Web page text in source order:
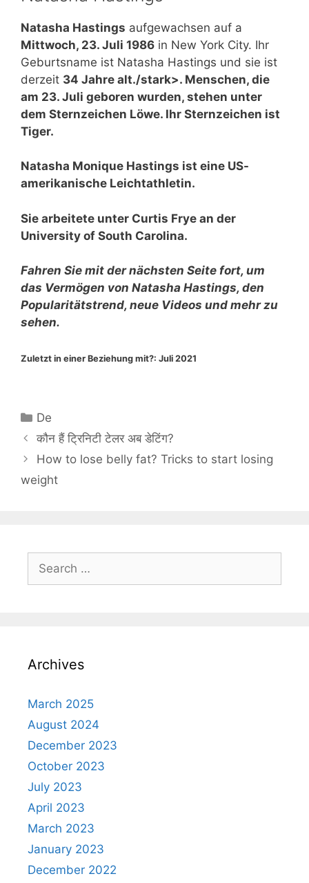
Natasha Hastings aufgewachsen auf a
Mittwoch, 23. Juli 1986 in New York City. Ihr
Geburtsname ist Natasha Hastings und sie ist
derzeit 34 Jahre alt./stark>. Menschen, die
am 23. Juli geboren wurden, stehen unter
dem Sternzeichen Löwe. Ihr Sternzeichen ist
Tiger.
Natasha Monique Hastings ist eine US-
amerikanische Leichtathletin.
Sie arbeitete unter Curtis Frye an der
University of South Carolina.
Fahren Sie mit der nächsten Seite fort, um
das Vermögen von Natasha Hastings, den
Popularitätstrend, neue Videos und mehr zu
sehen.
Zuletzt in einer Beziehung mit?: Juli 2021
Categories
De
कौन हैं ट्रिनिटी टेलर अब डेटिंग?
How to lose belly fat? Tricks to start losing
weight
Search
for:
Archives
March 2025
August 2024
December 2023
October 2023
July 2023
April 2023
March 2023
January 2023
December 2022